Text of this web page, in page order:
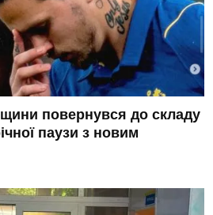
повернувся до складу
паузи з новим